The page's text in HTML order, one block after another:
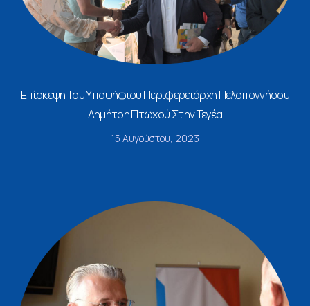
Επίσκεψη Του Υποψήφιου Περιφερειάρχη Πελοποννήσου
Δημήτρη Πτωχού Στην Τεγέα
15 Αυγούστου, 2023